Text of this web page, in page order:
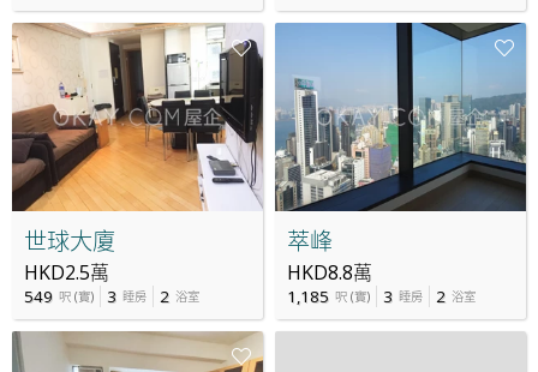
世球大廈
HKD2.5萬
549 呎 (實) 3 睡房 2 浴室
萃峰
HKD8.8萬
1,185 呎 (實) 3 睡房 2 浴室